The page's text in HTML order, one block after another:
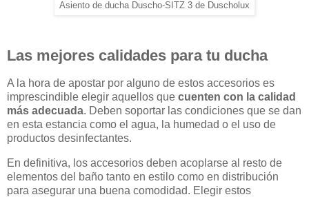
Asiento de ducha Duscho-SITZ 3 de Duscholux
Las mejores calidades para tu ducha
A la hora de apostar por alguno de estos accesorios es
imprescindible elegir aquellos que cuenten con la calidad
más adecuada. Deben soportar las condiciones que se dan
en esta estancia como el agua, la humedad o el uso de
productos desinfectantes.
En definitiva, los accesorios deben acoplarse al resto de
elementos del baño tanto en estilo como en distribución
para asegurar una buena comodidad. Elegir estos